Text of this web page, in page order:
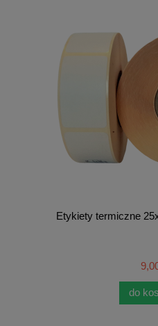
Etykiety termiczne
do